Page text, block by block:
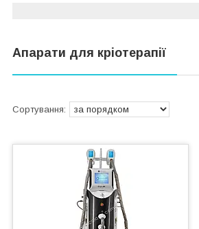
Апарати для кріотерапії